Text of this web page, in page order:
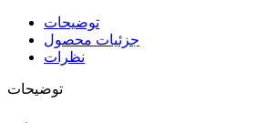
توضیحات
جزئیات محصول
نظرات
توضیحات